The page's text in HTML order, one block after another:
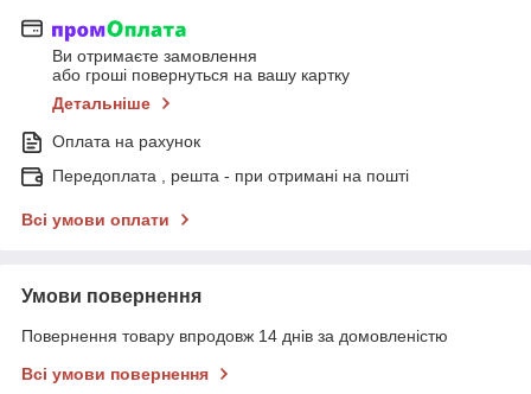
Ви отримаєте замовлення
або гроші повернуться на вашу картку
Детальніше
Оплата на рахунок
Передоплата , решта - при отримані на пошті
Всі умови оплати
Умови повернення
Повернення товару впродовж 14 днів за домовленістю
Всі умови повернення